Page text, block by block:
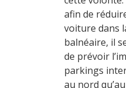
afin de
voiture dans
balnéaire, il
de prévoir
parkings
au nord